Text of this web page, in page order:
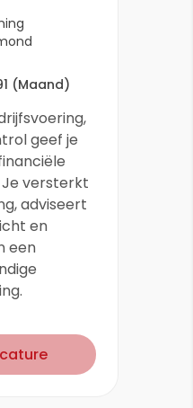
(Maand)
geef je
Je versterkt
adviseert
en
een